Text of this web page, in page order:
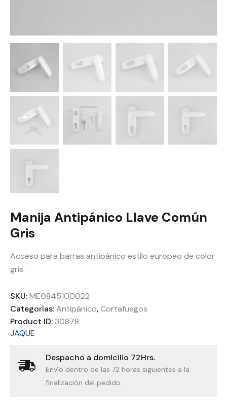
Manija Antipánico Llave Común
Gris
Acceso para barras antipánico estilo europeo de color
gris.
SKU:ME0845100022
Categorías:Antipánico,Cortafuegos
Product ID: 30878
JAQUE
Despacho a domicilio 72Hrs.
Envío dentro de las 72 horas siguientes a la
finalización del pedido.